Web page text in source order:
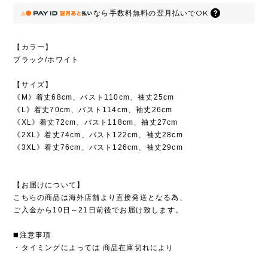
なら 手数料無料の翌月払いでOK
【カラー】
ブラック/ホワイト
【サイズ】
《M》着丈68cm、バスト110cm、袖丈25cm
《L》着丈70cm、バスト114cm、袖丈26cm
《XL》着丈72cm、バスト118cm、袖丈27cm
《2XL》着丈74cm、バスト122cm、袖丈28cm
《3XL》着丈76cm、バスト126cm、袖丈29cm
【お届けについて】
こちらの商品は海外店舗より直接発送となる為、
ご入金から10日～21日前後でお届け致します。
◼️注意事項
・タイミングによっては 商品在庫切れにより